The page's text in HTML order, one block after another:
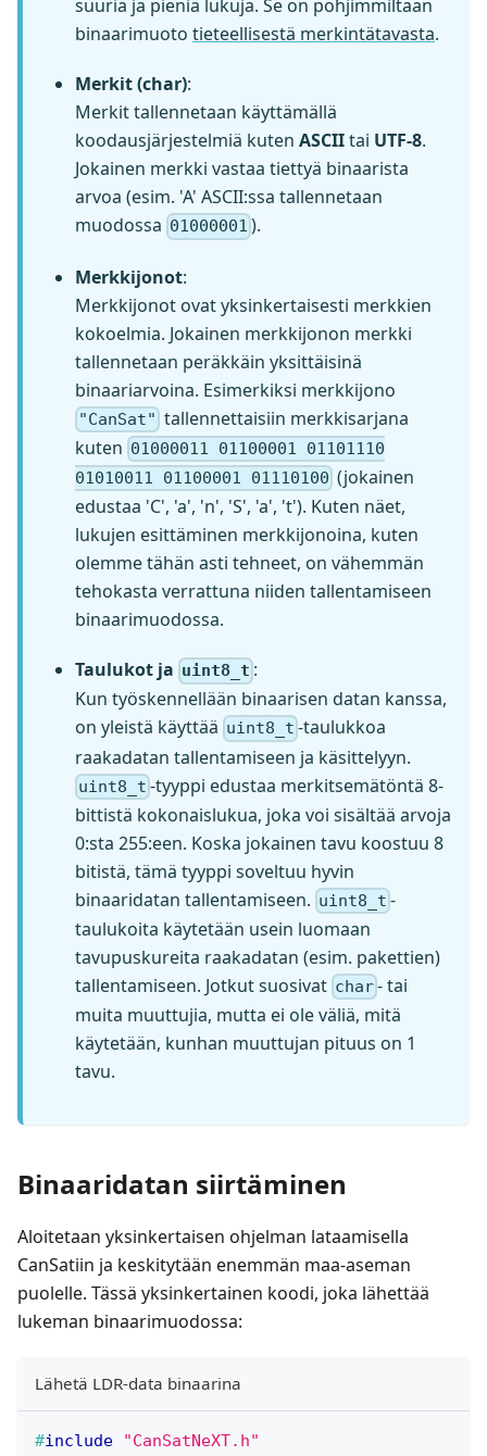
suuria ja pieniä lukuja. Se on pohjimmiltaan
binaarimuoto tieteellisestä merkintätavasta.
Merkit (char):
Merkit tallennetaan käyttämällä
koodausjärjestelmiä kuten ASCIItai UTF-8.
Jokainen merkki vastaa tiettyä binaarista
arvoa (esim. 'A' ASCII:ssa tallennetaan
muodossa 01000001 ).
Merkkijonot:
Merkkijonot ovat yksinkertaisesti merkkien
kokoelmia. Jokainen merkkijonon merkki
tallennetaan peräkkäin yksittäisinä
binaariarvoina. Esimerkiksi merkkijono
"CanSat" tallennettaisiin merkkisarjana
kuten 01000011 01100001 01101110
01010011 01100001 01110100 (jokainen
edustaa 'C', 'a', 'n', 'S', 'a', 't'). Kuten näet,
lukujen esittäminen merkkijonoina, kuten
olemme tähän asti tehneet, on vähemmän
tehokasta verrattuna niiden tallentamiseen
binaarimuodossa.
Taulukot ja uint8_t :
Kun työskennellään binaarisen datan kanssa,
on yleistä käyttää uint8_t -taulukkoa
raakadatan tallentamiseen ja käsittelyyn.
uint8_t -tyyppi edustaa merkitsemätöntä 8-
bittistä kokonaislukua, joka voi sisältää arvoja
0:sta 255:een. Koska jokainen tavu koostuu 8
bitistä, tämä tyyppi soveltuu hyvin
binaaridatan tallentamiseen. uint8_t -
taulukoita käytetään usein luomaan
tavupuskureita raakadatan (esim. pakettien)
tallentamiseen. Jotkut suosivat char- tai
muita muuttujia, mutta ei ole väliä, mitä
käytetään, kunhan muuttujan pituus on 1
tavu.
Binaaridatan siirtäminen
Aloitetaan yksinkertaisen ohjelman lataamisella
CanSatiin ja keskitytään enemmän maa-aseman
puolelle. Tässä yksinkertainen koodi, joka lähettää
lukeman binaarimuodossa:
Lähetä LDR-data binaarina
#include "CanSatNeXT.h"